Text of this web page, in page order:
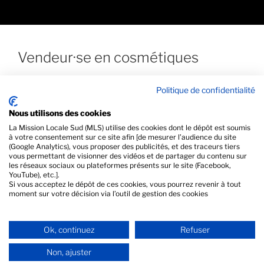
Vendeur·se en cosmétiques
PRÉCÉDENT
Vendeur(se) en prêt-à-porter
Assistant·e Commercial·e en magasin de sport
Politique de confidentialité
Nous utilisons des cookies
La Mission Locale Sud (MLS) utilise des cookies dont le dépôt est soumis
à votre consentement sur ce site afin [de mesurer l’audience du site
(Google Analytics), vous proposer des publicités, et des traceurs tiers
vous permettant de visionner des vidéos et de partager du contenu sur
les réseaux sociaux ou plateformes présents sur le site (Facebook,
YouTube), etc.].
Si vous acceptez le dépôt de ces cookies, vous pourrez revenir à tout
moment sur votre décision via l’outil de gestion des cookies
Ok, continuez Refuser
Non, ajuster